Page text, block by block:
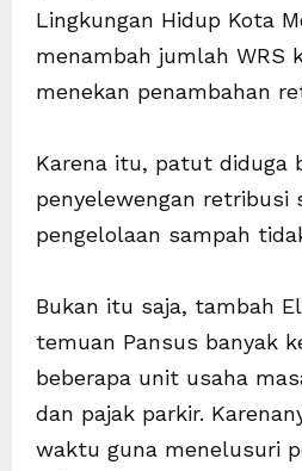
Lingkungan Hidup Kota
menambah jumlah WRS
menekan penambahan
Karena itu, patut diduga
penyelewengan retribusi
pengelolaan sampah
Bukan itu saja, tambah
temuan Pansus banyak
beberapa unit usaha
dan pajak parkir.
waktu guna menelusuri